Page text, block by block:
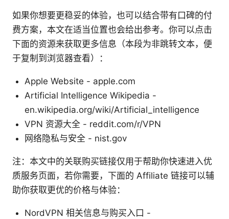
如果你想要更稳妥的体验，也可以结合带有口碑的付
费方案，本文在适当位置也会给出参考。你可以点击
下面的资源来获取更多信息（本段为非跳转文本，便
于复制到浏览器查看）：
Apple Website - apple.com
Artificial Intelligence Wikipedia -
en.wikipedia.org/wiki/Artificial_intelligence
VPN 资源大全 - reddit.com/r/VPN
网络隐私与安全 - nist.gov
注：本文中的关联购买链接仅用于帮助你快速进入优
质服务页面，若你需要，下面的 Affiliate 链接可以辅
助你获取更优的价格与体验：
NordVPN 相关信息与购买入口 -